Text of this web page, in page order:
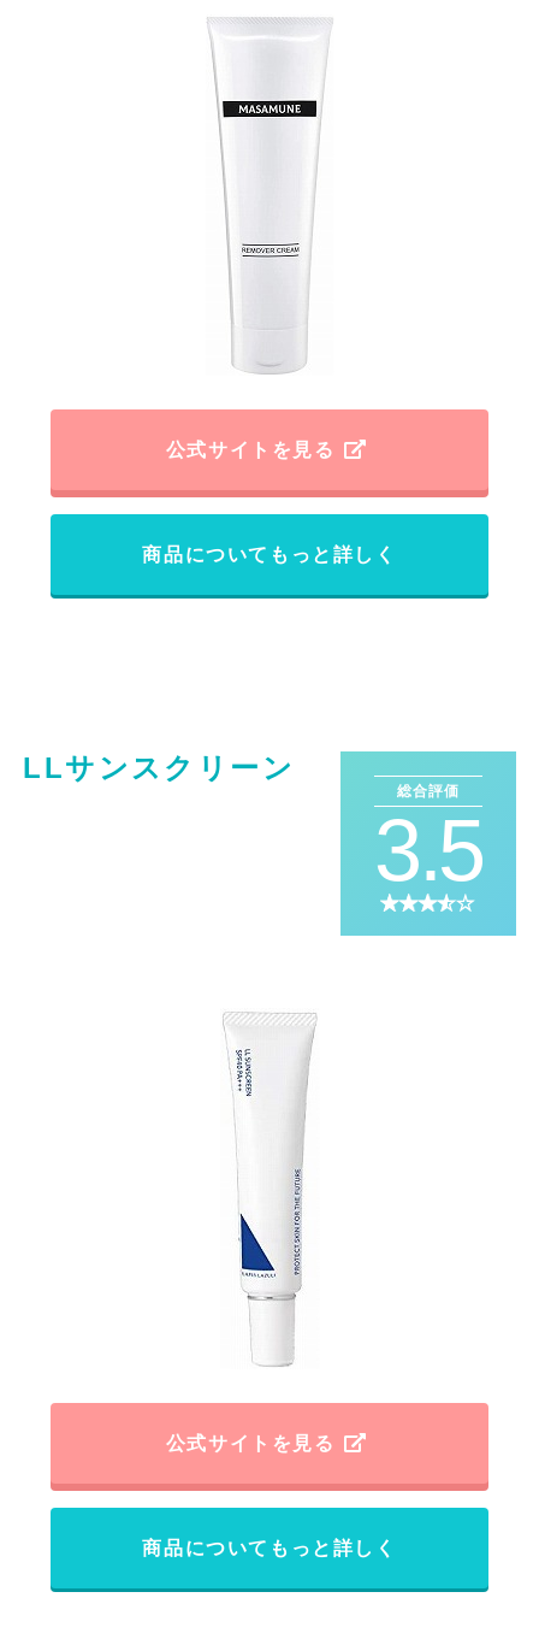
公式サイトを見る
商品についてもっと詳しく
LLサンスクリーン
総合評価
3.5
公式サイトを見る
商品についてもっと詳しく